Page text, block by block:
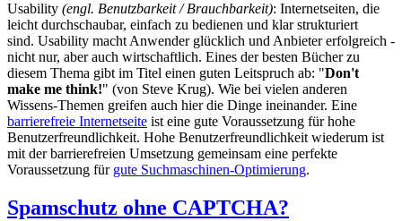
Usability (engl. Benutzbarkeit / Brauchbarkeit): Internetseiten, die
leicht durchschaubar, einfach zu bedienen und klar strukturiert
sind. Usability macht Anwender glücklich und Anbieter erfolgreich -
nicht nur, aber auch wirtschaftlich. Eines der besten Bücher zu
diesem Thema gibt im Titel einen guten Leitspruch ab: "Don't
make me think!" (von Steve Krug). Wie bei vielen anderen
Wissens-Themen greifen auch hier die Dinge ineinander. Eine
barrierefreie Internetseite ist eine gute Voraussetzung für hohe
Benutzerfreundlichkeit. Hohe Benutzerfreundlichkeit wiederum ist
mit der barrierefreien Umsetzung gemeinsam eine perfekte
Voraussetzung für gute Suchmaschinen-Optimierung.
Spamschutz ohne CAPTCHA?